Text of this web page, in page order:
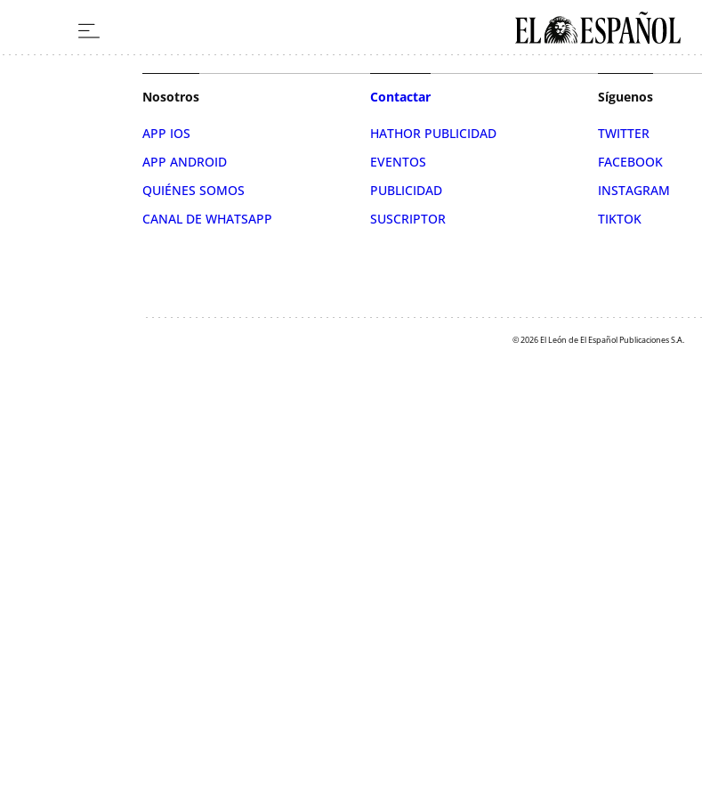
Nosotros
APP IOS
APP ANDROID
QUIÉNES SOMOS
CANAL DE WHATSAPP
Contactar
HATHOR PUBLICIDAD
EVENTOS
PUBLICIDAD
SUSCRIPTOR
Síguenos
TWITTER
FACEBOOK
INSTAGRAM
TIKTOK
© 2026 El León de El Español Publicaciones S.A.